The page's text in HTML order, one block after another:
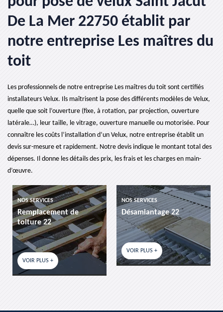
De La Mer 22750 établit par
notre entreprise Les maîtres du
toit
Les professionnels de notre entreprise Les maîtres du toit sont certifiés
installateurs Velux. Ils maîtrisent la pose des différents modèles de Velux,
quelle que soit l’ouverture (fixe, à rotation, par projection, ouverture
latérale…), leur taille, le vitrage, ouverture manuelle ou motorisée. Pour
connaître les coûts l’installation d’un Velux, notre entreprise établit un
devis sur-mesure et rapidement. Notre devis indique le montant total des
dépenses. Il donne les détails des prix, les frais et les charges en main-
d’œuvre.
de
22
NOS SERVICES
Désamiantage 22
VOIR PLUS +
NOS SERVICES
VOIR PLUS +